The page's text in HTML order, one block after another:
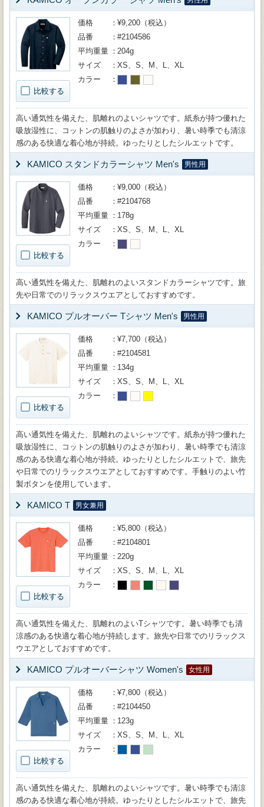
比較する
価格
¥9,200（税込）
品番
#2104586
平均重量
204g
サイズ
XS、S、M、L、XL
カラー
高い通気性を備えた、肌離れのよいシャツです。紙糸が持つ優れた
吸放湿性に、コットンの肌触りのよさが加わり、暑い時季でも清涼
感のある快適な着心地が持続。ゆったりとしたシルエットです。
KAMICO スタンドカラーシャツ Men's 男性用
比較する
価格
¥9,000（税込）
品番
#2104768
平均重量
178g
サイズ
XS、S、M、L、XL
カラー
高い通気性を備えた、肌離れのよいスタンドカラーシャツです。旅
先や日常でのリラックスウエアとしておすすめです。
KAMICO プルオーバー Tシャツ Men's 男性用
比較する
価格
¥7,700（税込）
品番
#2104581
平均重量
134g
サイズ
XS、S、M、L、XL
カラー
高い通気性を備えた、肌離れのよいシャツです。紙糸が持つ優れた
吸放湿性に、コットンの肌触りのよさが加わり、暑い時季でも清涼
感のある快適な着心地が持続。ゆったりとしたシルエットで、旅先
や日常でのリラックスウエアとしておすすめです。手触りのよい竹
製ボタンを使用しています。
KAMICO T 男女兼用
比較する
価格
¥5,800（税込）
品番
#2104801
平均重量
220g
サイズ
XS、S、M、L、XL
カラー
高い通気性を備えた、肌離れのよいTシャツです。暑い時季でも清
涼感のある快適な着心地が持続します。旅先や日常でのリラックス
ウエアとしておすすめです。
KAMICO プルオーバーシャツ Women's 女性用
比較する
価格
¥7,800（税込）
品番
#2104450
平均重量
123g
サイズ
XS、S、M、L、XL
カラー
高い通気性を備えた、肌離れのよいシャツです。暑い時季でも清涼
感のある快適な着心地が持続。ゆったりとしたシルエットで、旅先